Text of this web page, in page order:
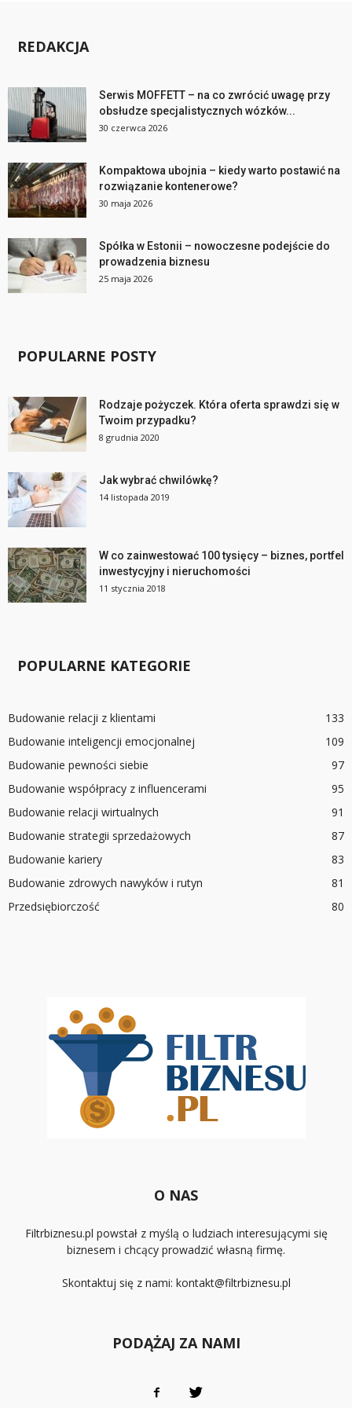
REDAKCJA
Serwis MOFFETT – na co zwrócić uwagę przy
obsłudze specjalistycznych wózków...
30 czerwca 2026
Kompaktowa ubojnia – kiedy warto postawić na
rozwiązanie kontenerowe?
30 maja 2026
Spółka w Estonii – nowoczesne podejście do
prowadzenia biznesu
25 maja 2026
POPULARNE POSTY
Rodzaje pożyczek. Która oferta sprawdzi się w
Twoim przypadku?
8 grudnia 2020
Jak wybrać chwilówkę?
14 listopada 2019
W co zainwestować 100 tysięcy – biznes, portfel
inwestycyjny i nieruchomości
11 stycznia 2018
POPULARNE KATEGORIE
Budowanie relacji z klientami
133
Budowanie inteligencji emocjonalnej
109
Budowanie pewności siebie
97
Budowanie współpracy z influencerami
95
Budowanie relacji wirtualnych
91
Budowanie strategii sprzedażowych
87
Budowanie kariery
83
Budowanie zdrowych nawyków i rutyn
81
Przedsiębiorczość
80
O NAS
Filtrbiznesu.pl powstał z myślą o ludziach interesującymi się
biznesem i chcący prowadzić własną firmę.
Skontaktuj się z nami: kontakt@filtrbiznesu.pl
PODĄŻAJ ZA NAMI